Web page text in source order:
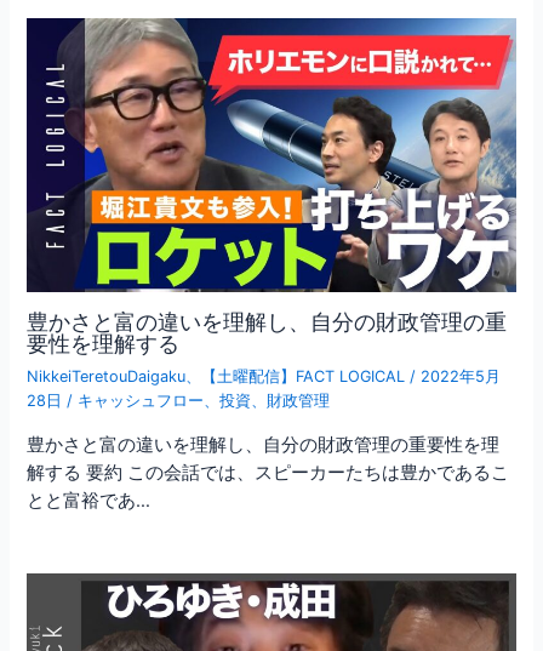
豊かさと富の違いを理解し、自分の財政管理の重
要性を理解する
NikkeiTeretouDaigaku、 【土曜配信】FACT LOGICAL / 2022年5月
28日 / キャッシュフロー、投資、 財政管理
豊かさと富の違いを理解し、自分の財政管理の重要性を理
解する 要約 この会話では、スピーカーたちは豊かであるこ
とと富裕であ…